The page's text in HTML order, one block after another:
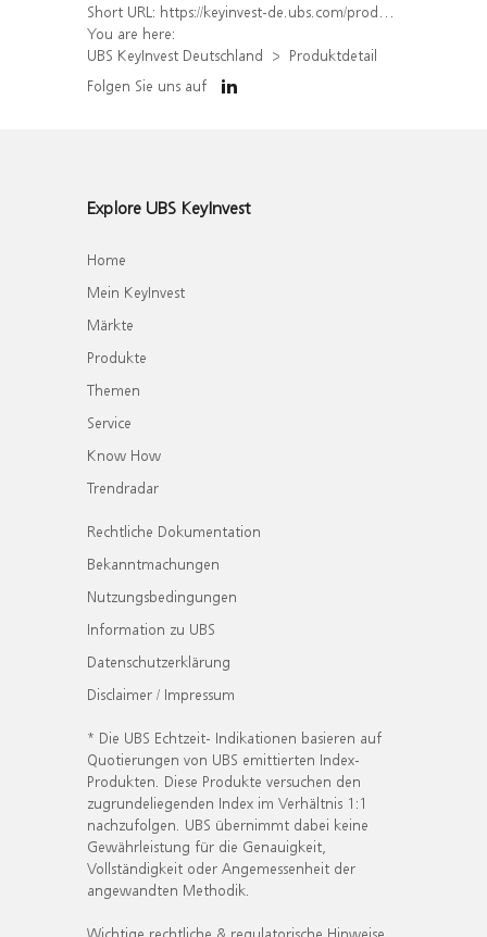
Short URL: https://keyinvest-de.ubs.com/produkt/detail/index/isin/DE000UH3V0E1
You are here:
UBS KeyInvest Deutschland
Produktdetail
Folgen Sie uns auf
Explore UBS KeyInvest
Home
Mein KeyInvest
Märkte
Produkte
Themen
Service
Know How
Trendradar
Rechtliche Dokumentation
Bekanntmachungen
Nutzungsbedingungen
Information zu UBS
Datenschutzerklärung
Disclaimer / Impressum
* Die UBS Echtzeit- Indikationen basieren auf
Quotierungen von UBS emittierten Index-
Produkten. Diese Produkte versuchen den
zugrundeliegenden Index im Verhältnis 1:1
nachzufolgen. UBS übernimmt dabei keine
Gewährleistung für die Genauigkeit,
Vollständigkeit oder Angemessenheit der
angewandten Methodik.